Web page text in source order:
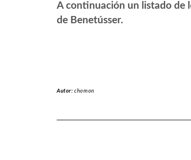
A continuación un listado de
de Benetússer.
Autor:chomon